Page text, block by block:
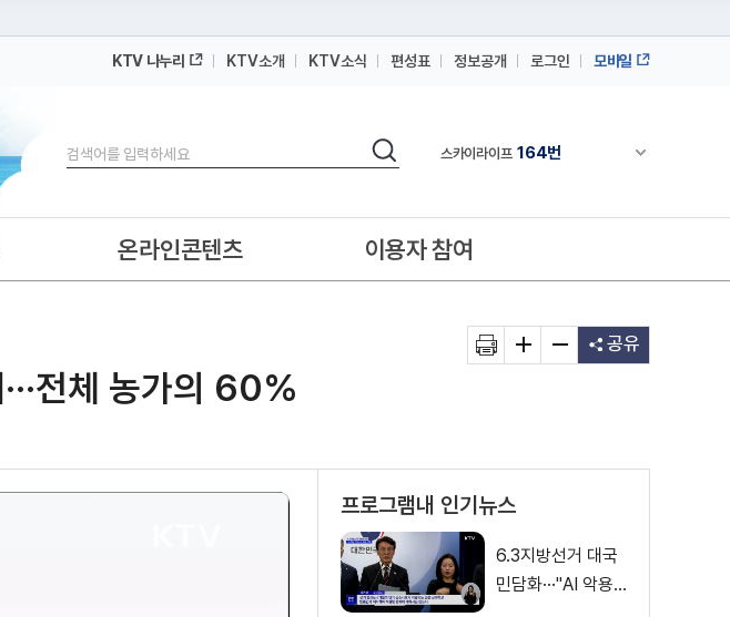
KTV 나누리 KTV소개 KTV소식 편성표 정보공개 로그인 모바일
검색
검색 채널안내 펼쳐
스카이라이프 164번
스카이라이프 164번
스카이라이프
온라인콘텐츠 이용자 참여
전체 농가의 60%
공유
프로그램내 인기뉴스
6.3지방선거 대국
민담화···"AI 악용